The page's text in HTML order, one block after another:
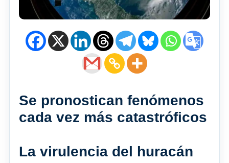
Se pronostican fenómenos
cada vez más catastróficos
La virulencia del huracán